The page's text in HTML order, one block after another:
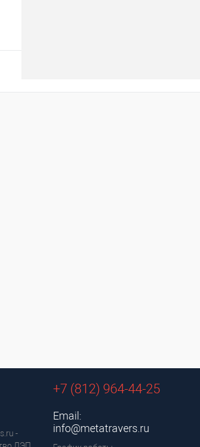
-
+7 (812) 964-44-25
Email:
info@metatravers.ru